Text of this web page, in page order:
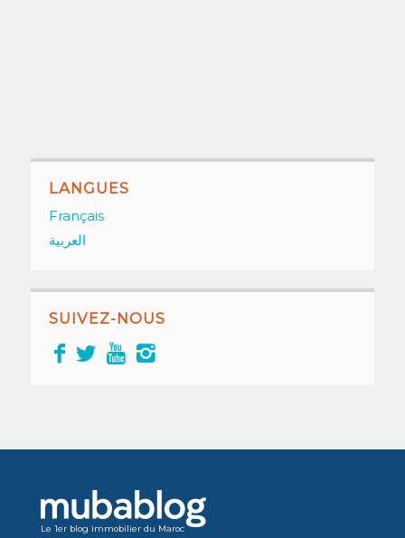
LANGUES
Français
العربية
SUIVEZ-NOUS
Le 1er blog immobilier du Maroc